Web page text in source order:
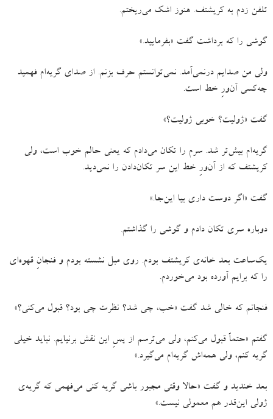
تلفن زدم به کریشتف. هنوز اشک می‌ریختم.
گوشی را که برداشت گفت «بفرمایید.»
ولی من صدایم درنمی‌آمد. نمی‌توانستم حرف بزنم. از صدای گریه‌ام فهمید
چه‌کسی آن‌ورِ خط است.
گفت «ژولیت؟ خوبی ژولیت؟»
گریه‌ام بیش‌تر شد. سرم را تکان می‌دادم که یعنی حالم خوب است، ولی
کریشتف که از آن‌ورِ خط این سر تکان‌دادن را نمی‌دید.
گفت «اگر دوست داری بیا این‌جا.»
دوباره سری تکان دادم و گوشی را گذاشتم.
یک‌ساعت بعد خانه‌ی کریشتف بودم. روی مبل نشسته بودم و فنجانِ قهوه‌ای
را که برایم آورده بود می‌خوردم.
فنجانم که خالی شد گفت «خب، چی شد؟ نظرت چی بود؟ قبول می‌کنی؟»
گفتم «حتماً قبول می‌کنم، ولی می‌ترسم از پسِ این نقش برنیایم. نباید خیلی
گریه کنم، ولی همه‌اش گریه‌ام می‌گیرد.»
بعد خندید و گفت «حالا وقتی مجبور باشی گریه کنی می‌فهمی که گریه‌ی
ژولی این‌قدر هم معمولی نیست.»